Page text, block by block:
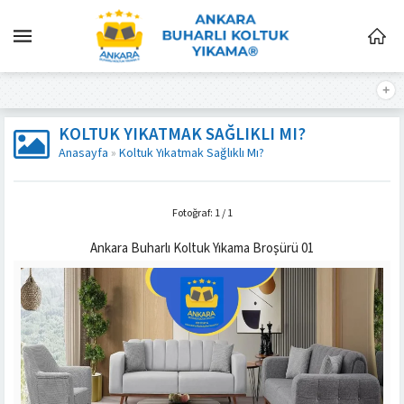
KOLTUK YIKATMAK SAĞLIKLI MI?
Anasayfa » Koltuk Yıkatmak Sağlıklı Mı?
Fotoğraf: 1 / 1
Ankara Buharlı Koltuk Yıkama Broşürü 01